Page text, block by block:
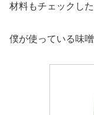
材料もチェックし
僕が使っている味噌